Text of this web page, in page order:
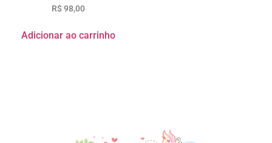
R$98,00
Adicionar ao carrinho